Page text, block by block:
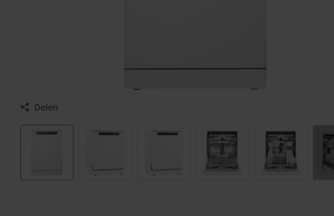
Delen